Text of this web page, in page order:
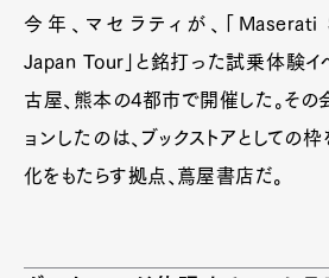
今年、マセラティが、「
Japan Tour」と銘打った試乗体験イ
古屋、熊本の4都市で開催した。その
ョンしたのは、ブックストアとしての
化をもたらす拠点、蔦屋書店だ。